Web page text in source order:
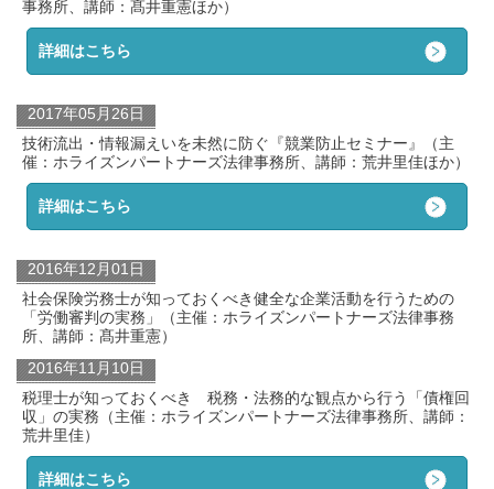
事務所、講師：髙井重憲ほか）
詳細はこちら
2017年05月26日
技術流出・情報漏えいを未然に防ぐ『競業防止セミナー』（主
催：ホライズンパートナーズ法律事務所、講師：荒井里佳ほか）
詳細はこちら
2016年12月01日
社会保険労務士が知っておくべき健全な企業活動を行うための
「労働審判の実務」（主催：ホライズンパートナーズ法律事務
所、講師：髙井重憲）
2016年11月10日
税理士が知っておくべき 税務・法務的な観点から行う「債権回
収」の実務（主催：ホライズンパートナーズ法律事務所、講師：
荒井里佳）
詳細はこちら